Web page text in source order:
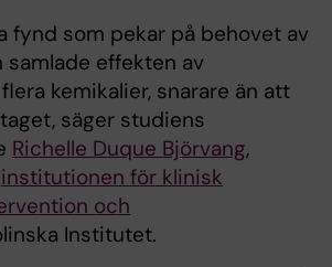
fynd som pekar på behovet av
samlade effekten av
kemikalier, snarare än att
säger studiens
Richelle Duque Björvang,
institutionen för klinisk
och
Institutet.